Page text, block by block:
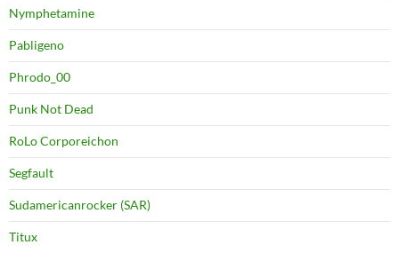
Nymphetamine
Pabligeno
Phrodo_00
Punk Not Dead
RoLo Corporeichon
Segfault
Sudamericanrocker (SAR)
Titux